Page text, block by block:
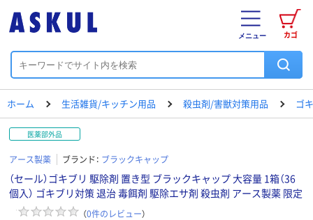
カゴ
メニュー
ホーム 生活雑貨/キッチン用品 殺虫剤/害獣対策用品 ゴ
医薬部外品
アース製薬 ブランド： ブラックキャップ
（セール）ゴキブリ 駆除剤 置き型 ブラックキャップ 大容量 1箱（36
個入） ゴキブリ対策 退治 毒餌剤 駆除エサ剤 殺虫剤 アース製薬 限定
（0件のレビュー）